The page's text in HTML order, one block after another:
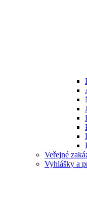
Veřejné
Vyhlášky a